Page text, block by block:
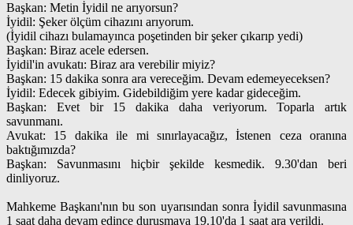
Başkan: Metin İyidil ne arıyorsun?
İyidil: Şeker ölçüm cihazını arıyorum.
(İyidil cihazı bulamayınca poşetinden bir şeker çıkarıp yedi)
Başkan: Biraz acele edersen.
İyidil'in avukatı: Biraz ara verebilir miyiz?
Başkan: 15 dakika sonra ara vereceğim. Devam edemeyeceksen?
İyidil: Edecek gibiyim. Gidebildiğim yere kadar gideceğim.
Başkan: Evet bir 15 dakika daha veriyorum. Toparla artık
savunmanı.
Avukat: 15 dakika ile mi sınırlayacağız, İstenen ceza oranına
baktığımızda?
Başkan: Savunmasını hiçbir şekilde kesmedik. 9.30'dan beri
dinliyoruz.
Mahkeme Başkanı'nın bu son uyarısından sonra İyidil savunmasına
1 saat daha devam edince duruşmaya 19.10'da 1 saat ara verildi.